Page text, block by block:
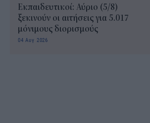
Εκπαιδευτικοί: Αύριο (5/8)
ξεκινούν οι αιτήσεις για 5.017
μόνιμους διορισμούς
04 Αυγ 2026